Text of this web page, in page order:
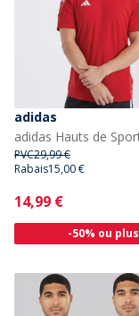
adidas
PVC29,99 €
Rabais15,00 €
Current
14,99 €
-50% ou plus